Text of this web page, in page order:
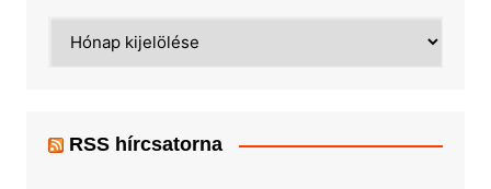
RSS hírcsatorna